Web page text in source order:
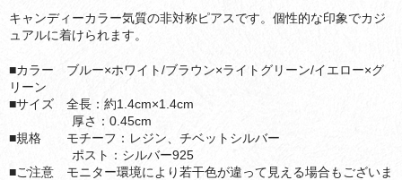
キャンディーカラー気質の非対称ピアスです。個性的な印象でカジ
ュアルに着けられます。
■カラー ブルー×ホワイト/ブラウン×ライトグリーン/イエロー×グ
リーン
■サイズ 全長：約1.4cm×1.4cm
厚さ：0.45cm
■規格 モチーフ：レジン、チベットシルバー
ポスト：シルバー925
■ご注意 モニター環境により若干色が違って見える場合もございま